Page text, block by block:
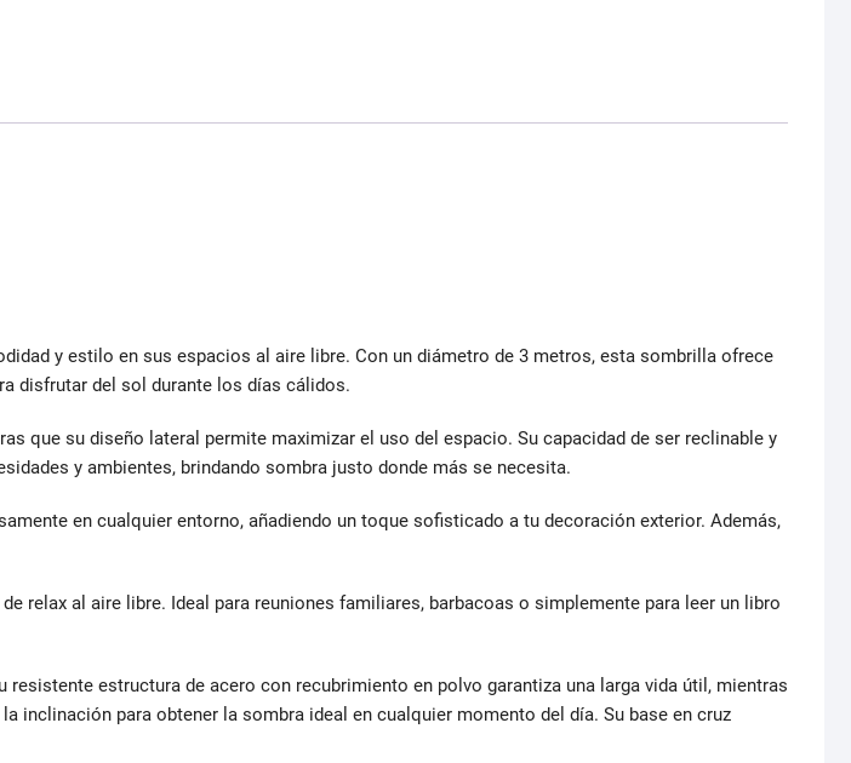
y estilo en sus espacios al aire libre. Con un diámetro de 3 metros, esta sombrilla ofrece
disfrutar del sol durante los días cálidos.
que su diseño lateral permite maximizar el uso del espacio. Su capacidad de ser reclinable y
y ambientes, brindando sombra justo donde más se necesita.
en cualquier entorno, añadiendo un toque sofisticado a tu decoración exterior. Además,
relax al aire libre. Ideal para reuniones familiares, barbacoas o simplemente para leer un libro
estructura de acero con recubrimiento en polvo garantiza una larga vida útil, mientras
inclinación para obtener la sombra ideal en cualquier momento del día. Su base en cruz